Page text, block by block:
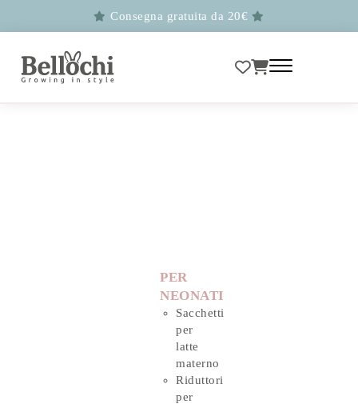
Consegna gratuita da 20€
PER
NEONATI
Sacchetti
per
latte
materno
Riduttori
per